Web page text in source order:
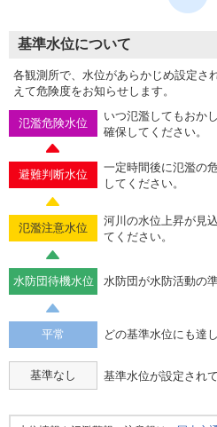
基準水位について
各観測所で、水位があらかじめ設定さ
えて危険度をお知らせします。
氾濫危険水位
いつ氾濫してもおか
確保してください。
避難判断水位
一定時間後に氾濫の
してください。
氾濫注意水位
河川の水位上昇が見
てください。
水防団待機水位 水防団が水防活動の
平常 どの基準水位にも達
基準なし 基準水位が設定され